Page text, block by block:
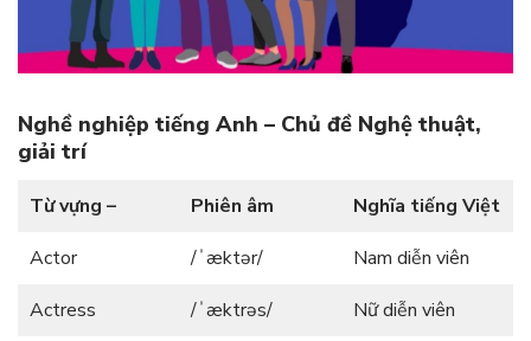
Nghề nghiệp tiếng Anh – Chủ đề Nghệ thuật,
giải trí
Từ vựng – Phiên âm
Nghĩa tiếng Việt
Actor
/ˈæktər/
Nam diễn viên
Actress
/ˈæktrəs/ Nữ diễn viên